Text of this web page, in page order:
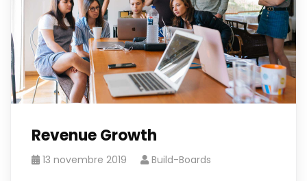
Revenue Growth
13 novembre 2019 Build-Boards